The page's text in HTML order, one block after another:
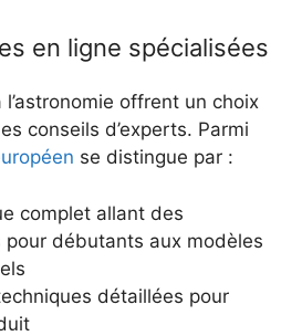
en ligne spécialisées
offrent un choix
conseils d’experts. Parmi
se distingue par :
complet allant des
pour débutants aux modèles
détaillées pour